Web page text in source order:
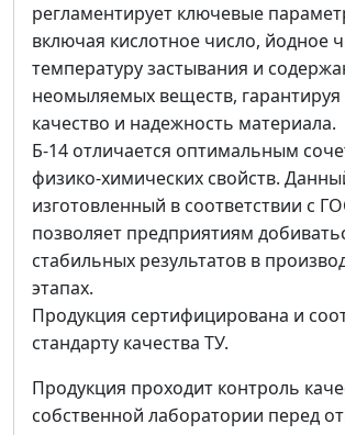
регламентирует ключевые
включая кислотное число, йодное
температуру застывания и
неомыляемых веществ,
качество и надежность материала.
Б-14 отличается оптимальным
физико-химических свойств.
изготовленный в соответствии с
позволяет предприятиям
стабильных результатов в
этапах.
Продукция сертифицирована и
стандарту качества ТУ.
Продукция проходит контроль
собственной лаборатории перед